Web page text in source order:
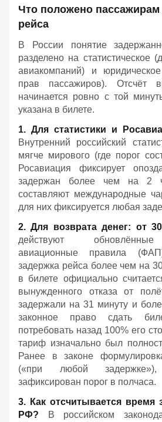
Что положено пассажирам
рейса
В России понятие
разделено на статистическое
авиакомпаний) и
прав пассажиров). Отсчёт
начинается ровно с той
указана в билете.
1. Для статистики и
Внутренний российский
мягче мирового (где порог
Росавиация фиксирует
задержан более чем на 2
составляют международные
для них фиксируется любая
2. Для возврата денег: от
действуют
авиационные правила
задержка рейса более чем на
в билете официально
вынужденного отказа от
задержали на 31 минуту и
законное право сдать
потребовать назад 100% его
тариф изначально был
Ранее в законе
(«при любой
зафиксирован порог в полчаса.
3. Как отсчитывается время
РФ? В российском